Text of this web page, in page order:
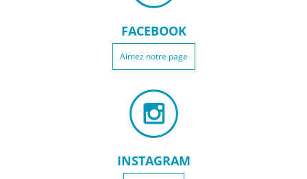
FACEBOOK
Aimez notre page
INSTAGRAM